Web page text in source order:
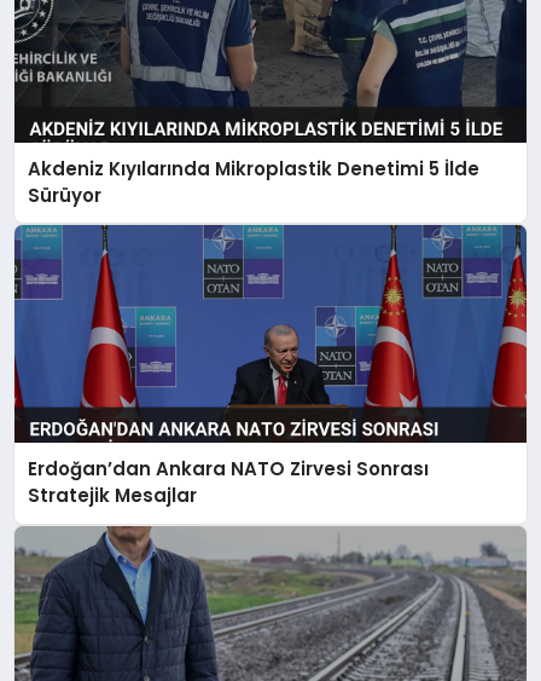
Akdeniz Kıyılarında Mikroplastik Denetimi 5 İlde
Sürüyor
Erdoğan’dan Ankara NATO Zirvesi Sonrası
Stratejik Mesajlar